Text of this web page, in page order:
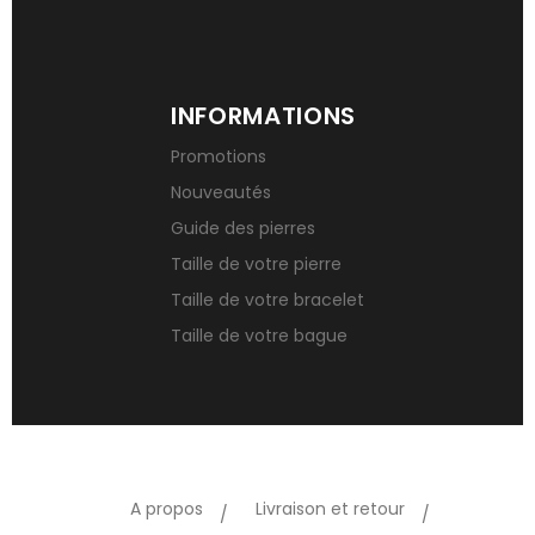
INFORMATIONS
Promotions
Nouveautés
Guide des pierres
Taille de votre pierre
Taille de votre bracelet
Taille de votre bague
A propos
Livraison et retour